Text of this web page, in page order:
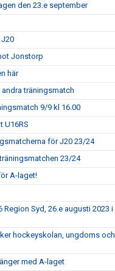
den 23.e september
Jonstorp
här
träningsmatch
9/9 kl 16.00
U16RS
för J20 23/24
23/24
A-laget!
Syd, 26.e augusti 2023 i
hockeyskolan, ungdoms och
med A-laget